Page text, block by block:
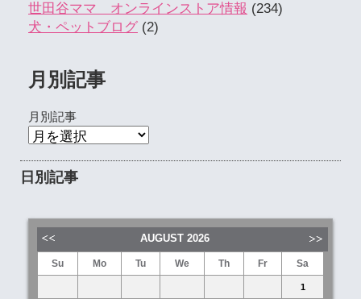
世田谷ママ オンラインストア情報 (234)
犬・ペットブログ (2)
月別記事
月別記事
日別記事
AUGUST 2026
Su Mo Tu We Th Fr Sa
1